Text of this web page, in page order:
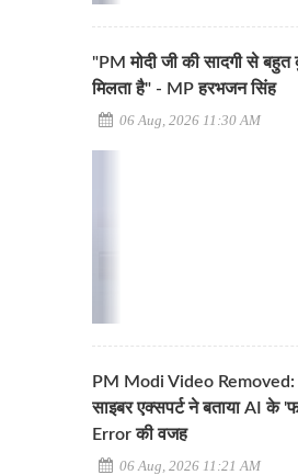
"PM मोदी जी की सादगी से
मिलता है" - MP हरभजन सिंह
06 Aug, 2026 11:30 AM
PM Modi Video Removed:
साइबर एक्सपर्ट ने बताया AI के
Error की वजह
06 Aug, 2026 11:21 AM